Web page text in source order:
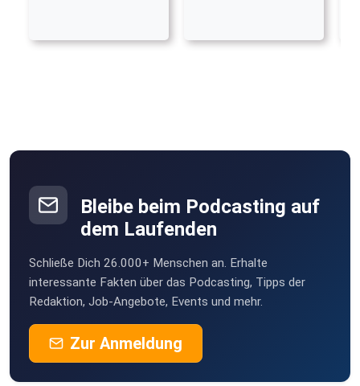
Bleibe beim Podcasting auf
dem Laufenden
Schließe Dich 26.000+ Menschen an. Erhalte
interessante Fakten über das Podcasting, Tipps der
Redaktion, Job-Angebote, Events und mehr.
Zur Anmeldung